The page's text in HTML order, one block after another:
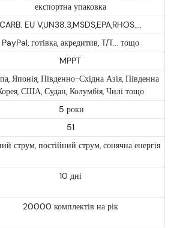
експортна упаковка
CARB. EU V,UN38.3,MSDS,EPA,RHOS....
PayPal, готівка, акредитив, T/T... тощо
MPPT
Японія, Південно-Східна Азія, Південна
США, Судан, Колумбія, Чилі тощо
5 роки
51
струм, постійний струм, сонячна енергія
10 дні
20000 комплектів на рік